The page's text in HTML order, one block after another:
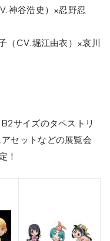
神谷浩史）×忍野忍
（CV.堀江由衣）×哀川
サイズのタペストリ
セットなどの展覧会
！